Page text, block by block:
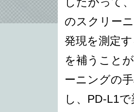
のスクリー
発現を測定
を補うこと
ーニングの
し、PD-L1